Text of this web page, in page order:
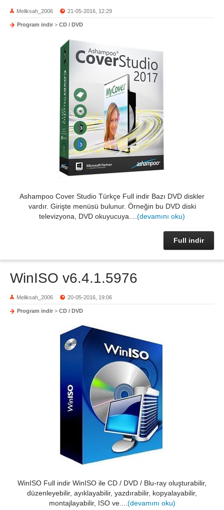
Meliksah_2006 21-05-2016, 12:29
Program indir > CD / DVD
Ashampoo Cover Studio Türkçe Full indir Bazı DVD diskler
vardır. Girişte menüsü bulunur. Örneğin bu DVD diski
televizyona, DVD okuyucuya.... (devamını oku)
Full indir
WinISO v6.4.1.5976
Meliksah_2006 20-05-2016, 19:06
Program indir > CD / DVD
WinISO Full indir WinISO ile CD / DVD / Blu-ray oluşturabilir,
düzenleyebilir, ayıklayabilir, yazdırabilir, kopyalayabilir,
montajlayabilir, ISO ve.... (devamını oku)